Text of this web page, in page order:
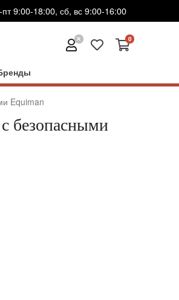
пт 9:00-18:00, сб, вс 9:00-16:00
0
Equiman
безопасными